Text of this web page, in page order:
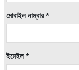
মোবাইল নাম্বার *
ইমেইল *